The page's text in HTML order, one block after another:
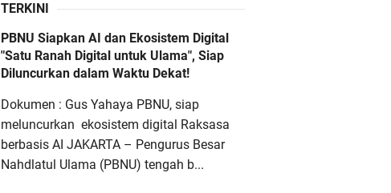
TERKINI
PBNU Siapkan AI dan Ekosistem Digital
"Satu Ranah Digital untuk Ulama", Siap
Diluncurkan dalam Waktu Dekat!
Dokumen : Gus Yahaya PBNU, siap
meluncurkan ekosistem digital Raksasa
berbasis AI JAKARTA – Pengurus Besar
Nahdlatul Ulama (PBNU) tengah b...